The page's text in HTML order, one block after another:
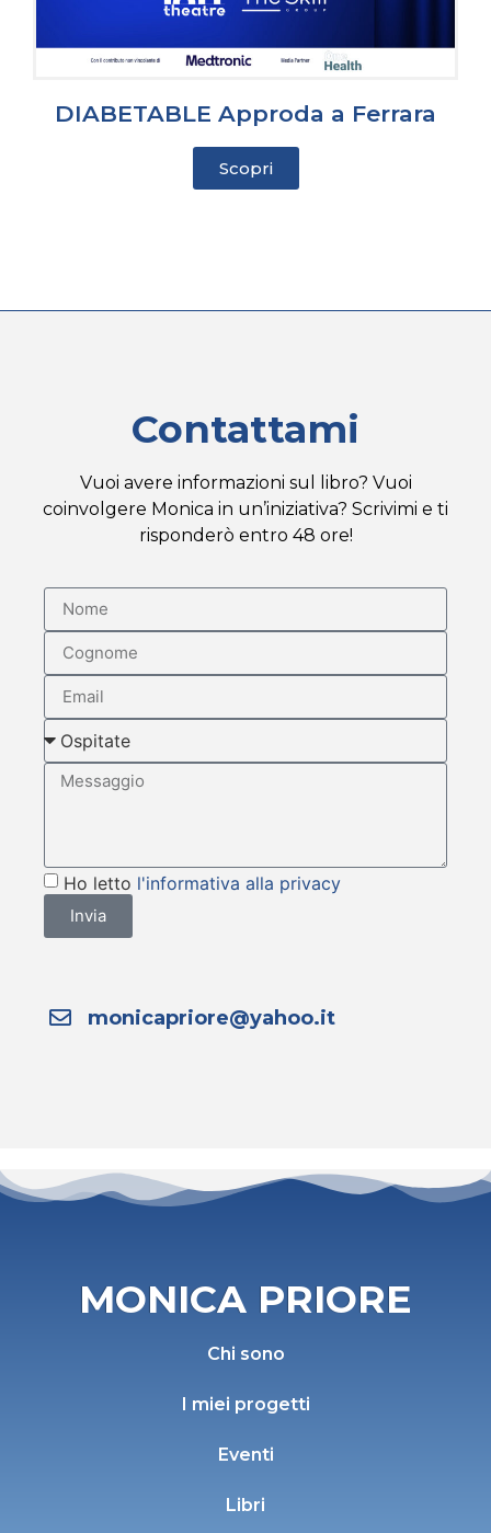
DIABETABLE Approda a Ferrara
Scopri
Contattami
Vuoi avere informazioni sul libro? Vuoi
coinvolgere Monica in un’iniziativa? Scrivimi e ti
risponderò entro 48 ore!
Ho letto l'informativa alla privacy
Invia
monicapriore@yahoo.it
MONICA PRIORE
Chi sono
I miei progetti
Eventi
Libri